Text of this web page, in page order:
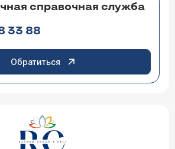
справочная служба
33 88
Обратиться